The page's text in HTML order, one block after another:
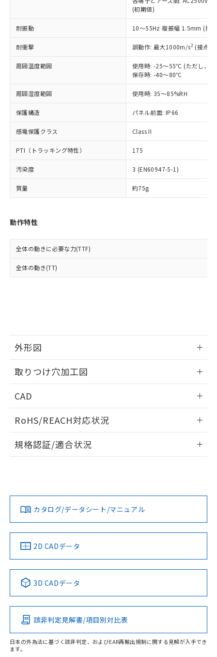
(初期値)
耐振動 10～55Hz 複振幅 1.5mm (接
耐衝撃 誤動作: 最大1000m/s2 (接点
周囲温度範囲
使用時: -25～55℃ (ただし、氷
保存時: -40～80℃
周囲湿度範囲 使用時: 35～85%RH
保護構造 パネル前面: IP66
感電保護クラス Class II
PTI（トラッキング特性） 175
汚染度 3 (EN60947-5-1)
質量 約75g
動作特性
全体の動きに必要な力(TTF)
全体の動き(TT)
外形図
取りつけ穴加工図
CAD
ドすることができます。
ログイン/会員登録
ダウンロードデータをご利用いただく前に、以下を必ずお読
みください。
ソフトウェアの使用条件
RoHS/REACH対応状況
EU RoHS 注意事項・凡例
対応済み
中国 RoHS 注意事項・凡例
Pb Hg Cd Cr(VI)
O
規格認証/適合状況
カタログ/データシート/マニュアル
2D CADデータ
3D CADデータ
該非判定見解書/項目別対比表
日本の外為法に基づく該非判定、およびEAR再輸出規制に関する見解が入手でき
ます。
在庫状況および標準価格照会結果は、
記載している更新日時点での社内デー
タに基づき作成されるものであり、閲
覧された時点での実際の在庫および標
準価格とは異なる場合があることをご
正式な納期状況および標準価格はお客
様のお取引先、またはお客様担当のオ
ムロン制御機器販売店・当社販売員に
オムロン制御機器販売店や当社販売拠
販売ネットワーク
」をご確認
在庫状況および標準価格結果を当社の
事前の承諾なく第三者に漏洩または開
示しないようお願いします。
マイパーツ機能（部品リスト作成サー
ビス）をご利用いただくには、I-Web
メンバーズにご登録されている必要が
あります。
品・サービスに関するお客様との取
引・商談に必要な範囲で利用すること
※当社の共同利用者とは、
の共同利用に関して"
の「1.共同利
鉛(Pb) 1000ppm以下、 水銀(Hg) 1000ppm以下、 カド
類(PBB) 1000ppm以下、ポリ臭化ジフェニルエーテル類
(PBDE) 1000ppm以下、フタル酸ビス(2-エチルヘキシ
ル) (DEHP)(別名：DOP) 1000ppm以下、フタル酸ブチ
ルベンジル（BBP） 1000ppm以下、フタル酸ジブチル
（DBP） 1000ppm以下、フタル酸ジイソブチル
但し、RoHS指令で産業用監視および制御機器に対する
図的な使用がないことを確認しています。
部品在庫の切り替え状況などにより、予定
月が前後することがあります。
とができます。
EU RoHS指令（10物質）の非含有証明書
51物質の非含有証明書（当社基準）
荷製品に未対応品が混在することから備考
欄に対応日を記載しておりました。
既に当社にて対応品への在庫切替を完了
していることから、特段のことがない限
り、2022年1月12日より割愛しておりま
*中国RoHS10物質の基準値 (GB/T26572)：
Pb(鉛) :1000ppm、 Hg(水銀) : 1000ppm、 Cd(カドミウ
Cr(Ⅵ)(六価クロム) : 1000ppm、 PBBs(ポリ臭化ビフェ
ニル類) : 1000ppm、 PBDEs(ポリ臭化ジフェニルエーテ
ル類) : 1000ppm、
DBP(フタル酸ジブチル) : 1000ppm、 DIBP(フタル酸ジ
イソブチル) : 1000ppm、 BBP(フタル酸ブチルベンジ
DEHP(フタル酸ビス(2-エチルヘキシル)) : 1000ppm
「ｅ」：有害物質（10物質）のすべてが基
準値以下であることを示します。
「10」：通常の使用状況下において有害物
質が外部に漏えいし、環境に深刻な影響を
及ぼさない年数を意味します。
「－」：未確認です。当社販売部門へお問
（以下｢規制貨物等」という）を輸出
または国外への提供する場合は、日本
国政府の輸出許可(または役務取引許
可)を取得するなどの必要な手続きを
当社は規制貨物を破棄する場合は、完
全に破砕するなど、違法に輸出されな
いよう必要な手段を講じます。
当社は貴社製品を、核兵器、ミサイ
ル、化学兵器、生物兵器またはその他
武器並びにこれらの製造装置等に一切
当社は、貴社製品を第三者に販売する
場合は、上記1、2および3の内容を当
該第三者に通知します。また当社は、
販売先および販売に係わる関係者が違
法に輸出するおそれがある場合は、取
り引きをいたしません。
合意する
一定数以上の在庫あり
一定数には満たないが在庫あり
在庫なし(最新の在庫状況につ
いては、お客様のお取引先、ま
たはお客様担当のオムロン制御
機器販売店・当社販売員にご確
認ください)
受注生産機種、また在庫状況の
情報を公開していない機種